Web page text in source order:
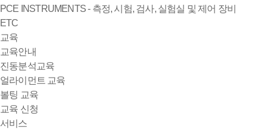
PCE INSTRUMENTS - 측정, 시험, 검사, 실험실 및 제어 장비
ETC
교육
교육안내
진동분석교육
얼라이먼트 교육
볼팅 교육
교육 신청
서비스